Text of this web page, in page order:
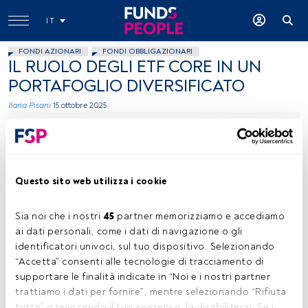
Questo sito web utilizza i cookie
Sia noi che i nostri 45 partner memorizziamo e accediamo
ai dati personali, come i dati di navigazione o gli
identificatori univoci, sul tuo dispositivo. Selezionando
“Accetta” consenti alle tecnologie di tracciamento di
supportare le finalità indicate in “Noi e i nostri partner
trattiamo i dati per fornire”, mentre selezionando “Rifiuta
IT
FONDI AZIONARI FONDI OBBLIGAZIONARI
IL RUOLO DEGLI ETF CORE IN UN
PORTAFOGLIO DIVERSIFICATO
Ilaria Pisani 15 ottobre 2025
Ilaria Pisani, foto ceduta (Amundi ETF)
Tempo di lettura: